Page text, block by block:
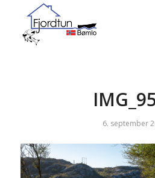
6. september